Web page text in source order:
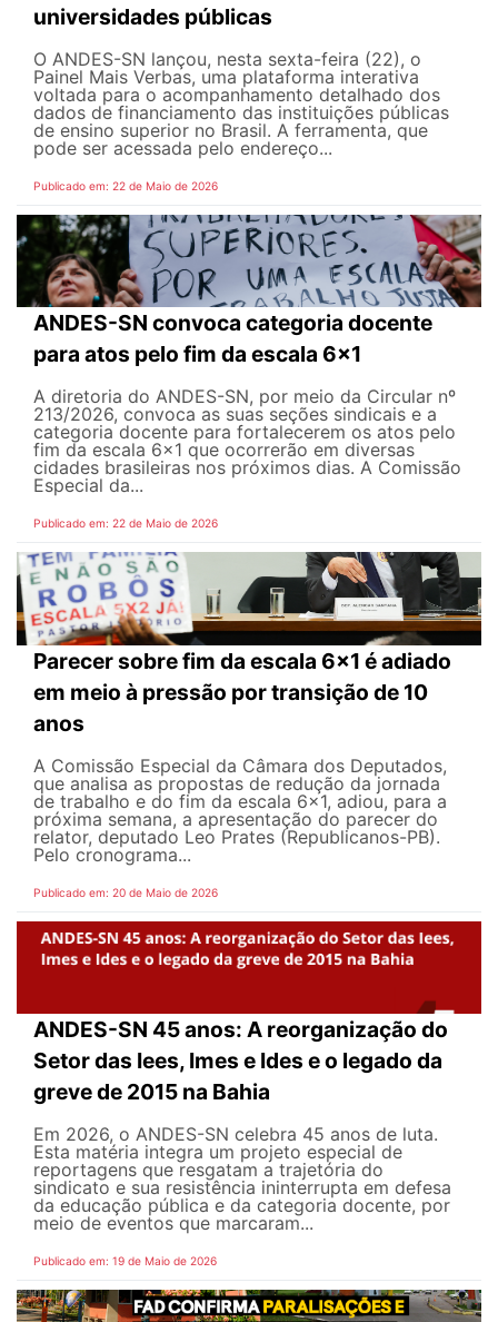
universidades públicas
O ANDES-SN lançou, nesta sexta-feira (22), o
Painel Mais Verbas, uma plataforma interativa
voltada para o acompanhamento detalhado dos
dados de financiamento das instituições públicas
de ensino superior no Brasil. A ferramenta, que
pode ser acessada pelo endereço...
Publicado em: 22 de Maio de 2026
ANDES-SN convoca categoria docente
para atos pelo fim da escala 6x1
A diretoria do ANDES-SN, por meio da Circular nº
213/2026, convoca as suas seções sindicais e a
categoria docente para fortalecerem os atos pelo
fim da escala 6x1 que ocorrerão em diversas
cidades brasileiras nos próximos dias. A Comissão
Especial da...
Publicado em: 22 de Maio de 2026
Parecer sobre fim da escala 6x1 é adiado
em meio à pressão por transição de 10
anos
A Comissão Especial da Câmara dos Deputados,
que analisa as propostas de redução da jornada
de trabalho e do fim da escala 6x1, adiou, para a
próxima semana, a apresentação do parecer do
relator, deputado Leo Prates (Republicanos-PB).
Pelo cronograma...
Publicado em: 20 de Maio de 2026
ANDES-SN 45 anos: A reorganização do
Setor das Iees, Imes e Ides e o legado da
greve de 2015 na Bahia
Em 2026, o ANDES-SN celebra 45 anos de luta.
Esta matéria integra um projeto especial de
reportagens que resgatam a trajetória do
sindicato e sua resistência ininterrupta em defesa
da educação pública e da categoria docente, por
meio de eventos que marcaram...
Publicado em: 19 de Maio de 2026